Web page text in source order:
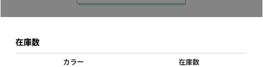
在庫数
カラー 在庫数